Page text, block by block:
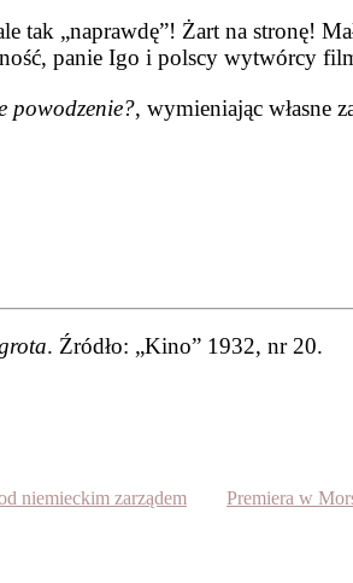
„naprawdę”! Żart na stronę!
panie Igo i polscy wytwórcy
powodzenie?, wymienia­jąc własne
a. Źródło: „Kino” 1932, nr 20.
niemieckim zarządem Premiera w